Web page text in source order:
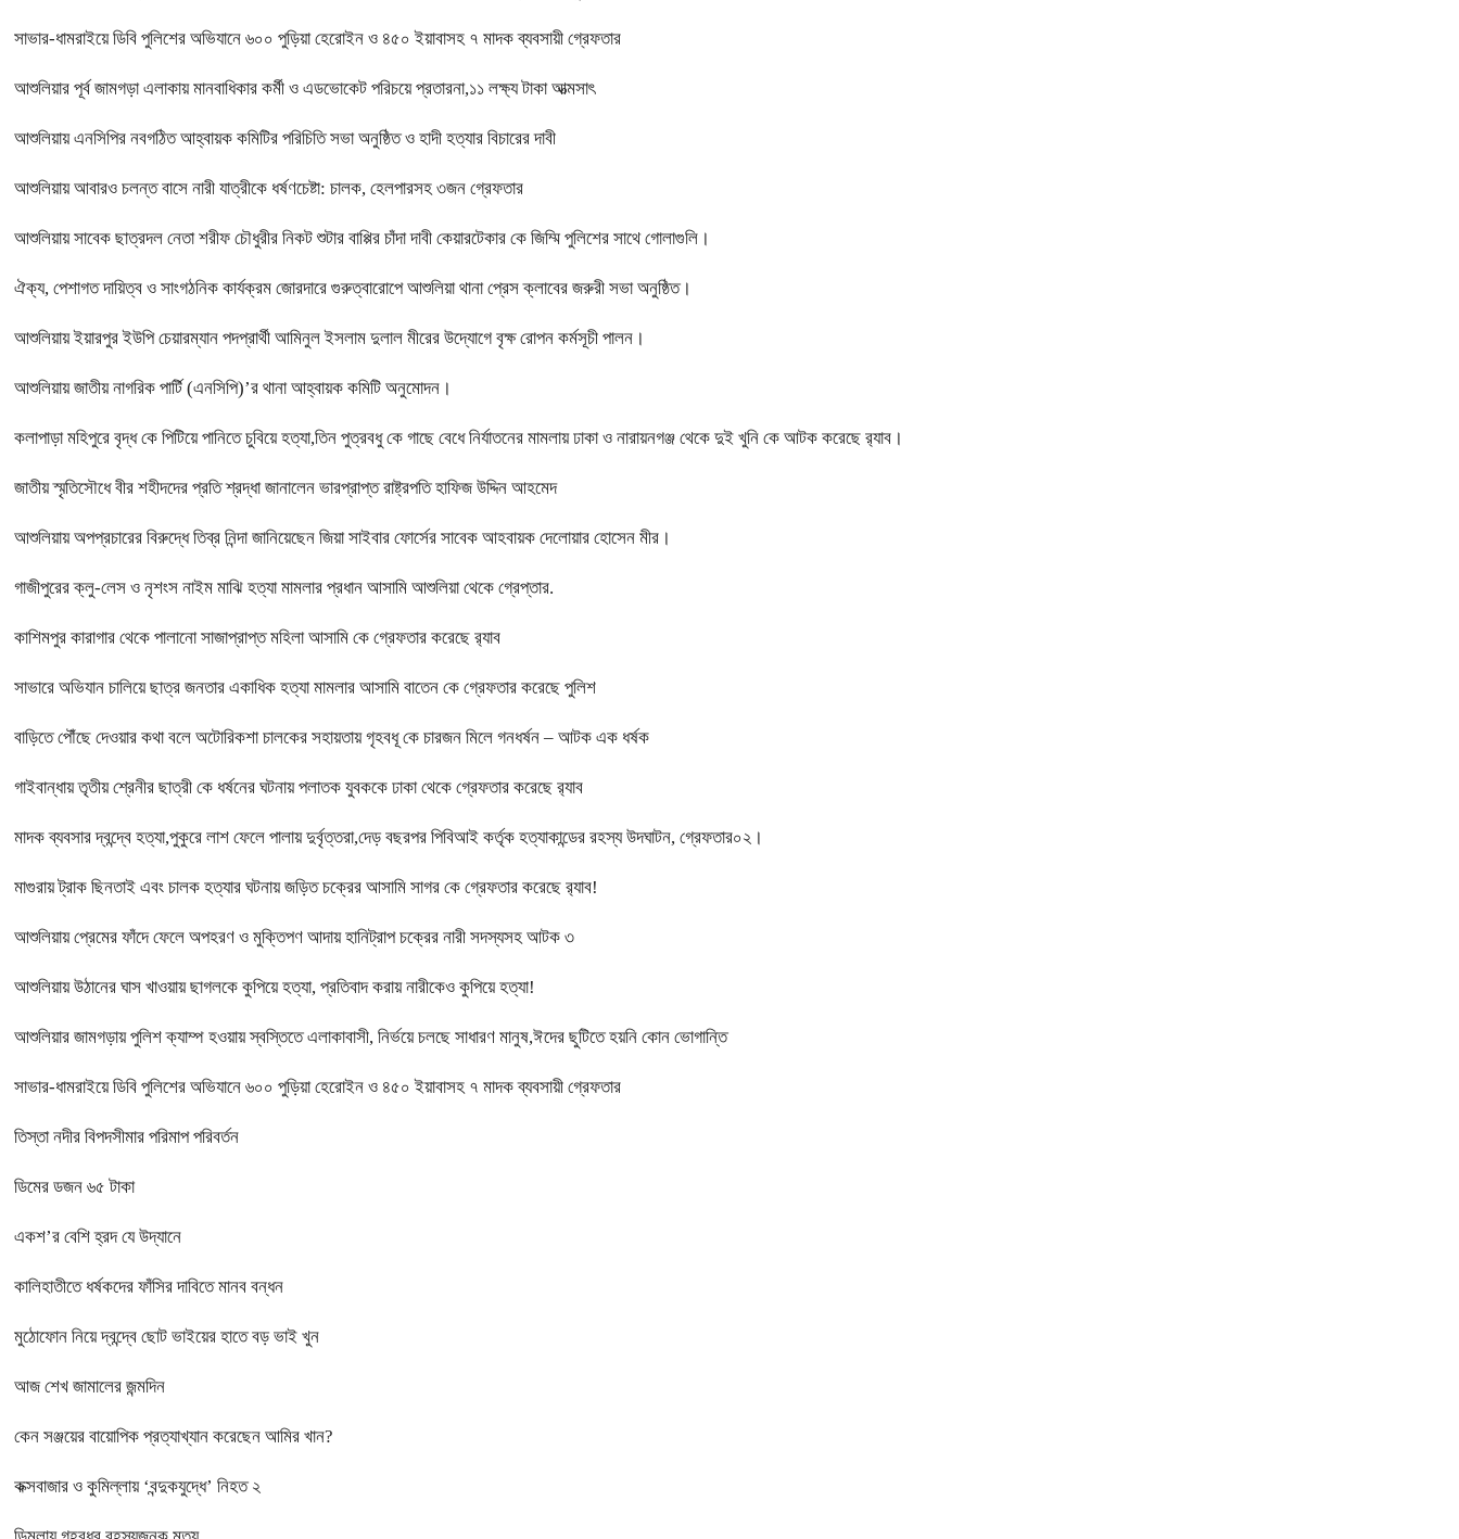
সাভার-ধামরাইয়ে ডিবি পুলিশের অভিযানে ৬০০ পুড়িয়া হেরোইন ও ৪৫০ ইয়াবাসহ ৭ মাদক ব্যবসায়ী গ্রেফতার
আশুলিয়ার পূর্ব জামগড়া এলাকায় মানবাধিকার কর্মী ও এডভোকেট পরিচয়ে প্রতারনা,১১ লক্ষ্য টাকা আত্মসাৎ
আশুলিয়ায় এনসিপির নবগঠিত আহ্বায়ক কমিটির পরিচিতি সভা অনুষ্ঠিত ও হাদী হত্যার বিচারের দাবী
আশুলিয়ায় আবারও চলন্ত বাসে নারী যাত্রীকে ধর্ষণচেষ্টা: চালক, হেলপারসহ ৩জন গ্রেফতার
আশুলিয়ায় সাবেক ছাত্রদল নেতা শরীফ চৌধুরীর নিকট শুটার বাপ্পির চাঁদা দাবী কেয়ারটেকার কে জিম্মি পুলিশের সাথে গোলাগুলি।
ঐক্য, পেশাগত দায়িত্ব ও সাংগঠনিক কার্যক্রম জোরদারে গুরুত্বারোপে আশুলিয়া থানা প্রেস ক্লাবের জরুরী সভা অনুষ্ঠিত।
আশুলিয়ায় ইয়ারপুর ইউপি চেয়ারম্যান পদপ্রার্থী আমিনুল ইসলাম দুলাল মীরের উদ্যোগে বৃক্ষ রোপন কর্মসূচী পালন।
আশুলিয়ায় জাতীয় নাগরিক পার্টি (এনসিপি)’র থানা আহ্বায়ক কমিটি অনুমোদন।
কলাপাড়া মহিপুরে বৃদ্ধ কে পিটিয়ে পানিতে চুবিয়ে হত্যা,তিন পুত্রবধু কে গাছে বেধে নির্যাতনের মামলায় ঢাকা ও নারায়নগঞ্জ থেকে দুই খুনি কে আটক করেছে র‍্যাব।
জাতীয় স্মৃতিসৌধে বীর শহীদদের প্রতি শ্রদ্ধা জানালেন ভারপ্রাপ্ত রাষ্ট্রপতি হাফিজ উদ্দিন আহমেদ
আশুলিয়ায় অপপ্রচারের বিরুদ্ধে তিব্র নিন্দা জানিয়েছেন জিয়া সাইবার ফোর্সের সাবেক আহবায়ক দেলোয়ার হোসেন মীর।
গাজীপুরের ক্লু-লেস ও নৃশংস নাইম মাঝি হত্যা মামলার প্রধান আসামি আশুলিয়া থেকে গ্রেপ্তার.
কাশিমপুর কারাগার থেকে পালানো সাজাপ্রাপ্ত মহিলা আসামি কে গ্রেফতার করেছে র‍্যাব
সাভারে অভিযান চালিয়ে ছাত্র জনতার একাধিক হত্যা মামলার আসামি বাতেন কে গ্রেফতার করেছে পুলিশ
বাড়িতে পৌঁছে দেওয়ার কথা বলে অটোরিকশা চালকের সহায়তায় গৃহবধূ কে চারজন মিলে গনধর্ষন – আটক এক ধর্ষক
গাইবান্ধায় তৃতীয় শ্রেনীর ছাত্রী কে ধর্ষনের ঘটনায় পলাতক যুবককে ঢাকা থেকে গ্রেফতার করেছে র‍্যাব
মাদক ব্যবসার দ্বন্দ্বে হত্যা,পুকুরে লাশ ফেলে পালায় দুর্বৃত্তরা,দেড় বছরপর পিবিআই কর্তৃক হত্যাকান্ডের রহস্য উদঘাটন, গ্রেফতার০২।
মাগুরায় ট্রাক ছিনতাই এবং চালক হত্যার ঘটনায় জড়িত চক্রের আসামি সাগর কে গ্রেফতার করেছে র‍্যাব!
আশুলিয়ায় প্রেমের ফাঁদে ফেলে অপহরণ ও মুক্তিপণ আদায় হানিট্রাপ চক্রের নারী সদস্যসহ আটক ৩
আশুলিয়ায় উঠানের ঘাস খাওয়ায় ছাগলকে কুপিয়ে হত্যা, প্রতিবাদ করায় নারীকেও কুপিয়ে হত্যা!
আশুলিয়ার জামগড়ায় পুলিশ ক্যাম্প হওয়ায় স্বস্তিতে এলাকাবাসী, নির্ভয়ে চলছে সাধারণ মানুষ,ঈদের ছুটিতে হয়নি কোন ভোগান্তি
সাভার-ধামরাইয়ে ডিবি পুলিশের অভিযানে ৬০০ পুড়িয়া হেরোইন ও ৪৫০ ইয়াবাসহ ৭ মাদক ব্যবসায়ী গ্রেফতার
তিস্তা নদীর বিপদসীমার পরিমাপ পরিবর্তন
ডিমের ডজন ৬৫ টাকা
একশ’র বেশি হ্রদ যে উদ্যানে
কালিহাতীতে ধর্ষকদের ফাঁসির দাবিতে মানব বন্ধন
মুঠোফোন নিয়ে দ্বন্দ্বে ছোট ভাইয়ের হাতে বড় ভাই খুন
আজ শেখ জামালের জন্মদিন
কেন সঞ্জয়ের বায়োপিক প্রত্যাখ্যান করেছেন আমির খান?
কক্সবাজার ও কুমিল্লায় ‘বন্দুকযুদ্ধে’ নিহত ২